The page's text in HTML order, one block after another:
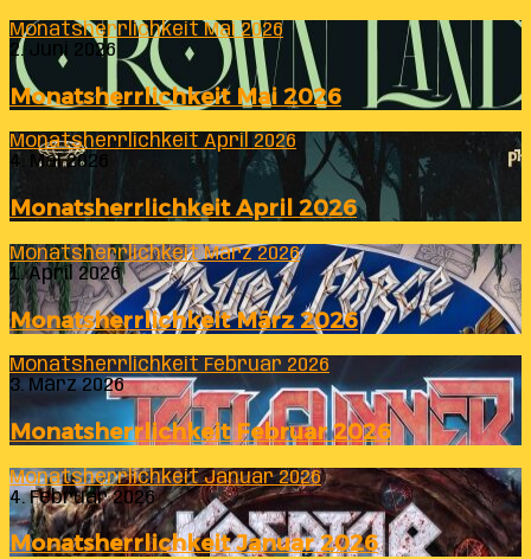
Monatsherrlichkeit Mai 2026
2. Juni 2026
Monatsherrlichkeit Mai 2026
Monatsherrlichkeit April 2026
4. Mai 2026
Monatsherrlichkeit April 2026
Monatsherrlichkeit März 2026
1. April 2026
Monatsherrlichkeit März 2026
Monatsherrlichkeit Februar 2026
3. März 2026
Monatsherrlichkeit Februar 2026
Monatsherrlichkeit Januar 2026
4. Februar 2026
Monatsherrlichkeit Januar 2026